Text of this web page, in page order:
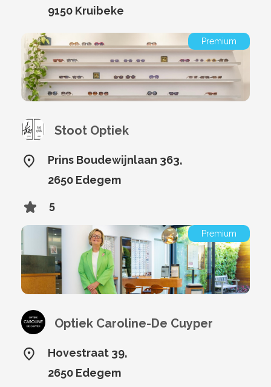
9150 Kruibeke
Premium
Stoot Optiek
Prins Boudewijnlaan 363,
2650 Edegem
5
Premium
Optiek Caroline-De Cuyper
Hovestraat 39,
2650 Edegem